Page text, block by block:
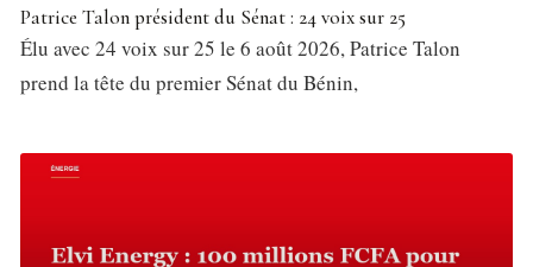
Patrice Talon président du Sénat : 24 voix sur 25
Élu avec 24 voix sur 25 le 6 août 2026, Patrice Talon
prend la tête du premier Sénat du Bénin,